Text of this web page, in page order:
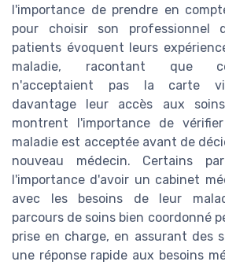
l'importance de prendre en
pour choisir son professionnel
patients évoquent leurs
maladie, racontant que
n'acceptaient pas la carte
davantage leur accès aux
montrent l'importance de
maladie est acceptée avant de
nouveau médecin. Certains
l'importance d'avoir un cabinet
avec les besoins de leur
parcours de soins bien coordonné
prise en charge, en assurant des
une réponse rapide aux besoins